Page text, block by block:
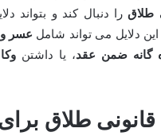
طلاقرا دنبال کند و بتواند
این دلایل می تواند شامل عسر
گانه ضمن عقد، یا داشتن
طلاق